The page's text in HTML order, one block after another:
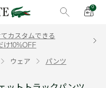
0
カスタムできる
け10%OFF
ウェア パンツ